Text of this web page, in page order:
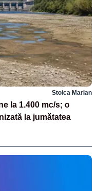
Stoica Marian
la 1.400 mc/s; o
la jumătatea